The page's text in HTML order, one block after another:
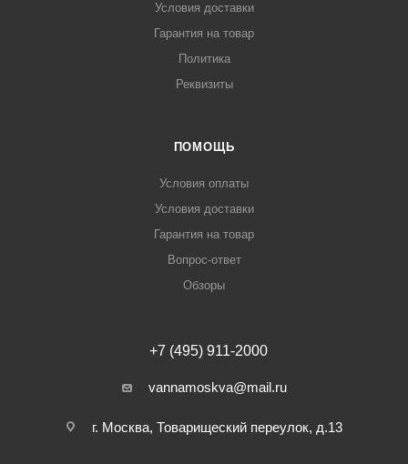
Условия доставки
Гарантия на товар
Политика
Реквизиты
ПОМОЩЬ
Условия оплаты
Условия доставки
Гарантия на товар
Вопрос-ответ
Обзоры
+7 (495) 911-2000
vannamoskva@mail.ru
г. Москва, Товарищеский переулок, д.13